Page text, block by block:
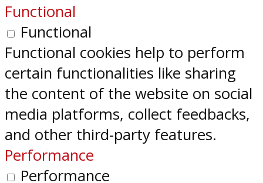
Functional
Functional
Functional cookies help to perform
certain functionalities like sharing
the content of the website on social
media platforms, collect feedbacks,
and other third-party features.
Performance
Performance